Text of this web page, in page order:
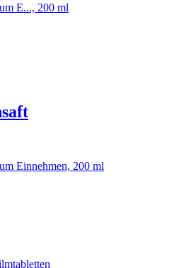
E..., 200 ml
Einnehmen, 200 ml